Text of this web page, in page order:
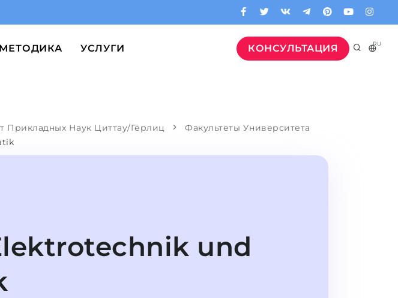
КОНСУЛЬТАЦИЯ RU
МЕТОДИКА УСЛУГИ
Прикладных Наук Циттау/Гёрлиц
Факультеты Университета
und